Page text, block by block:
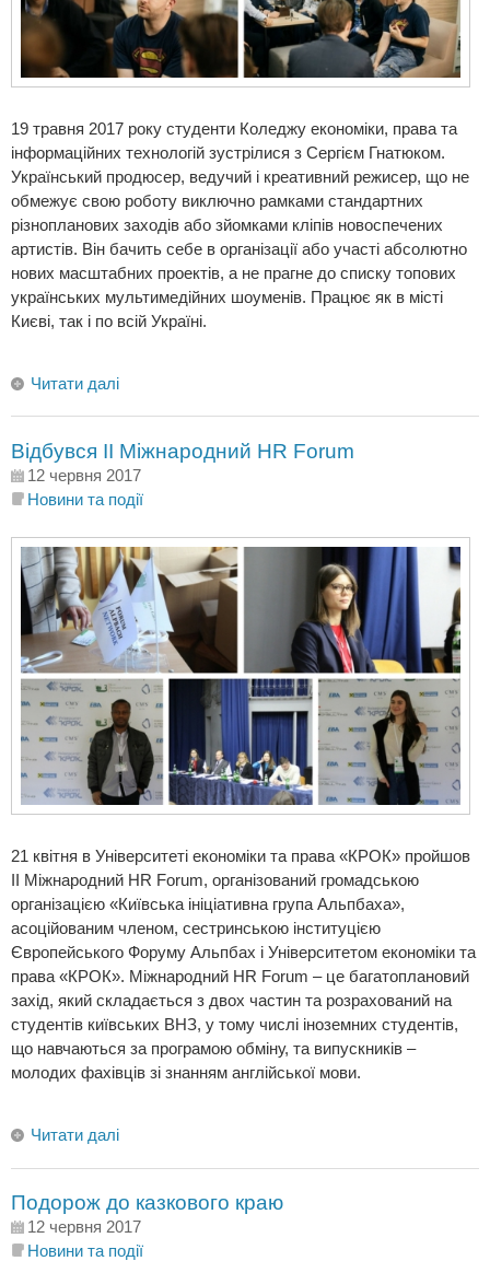
19 травня 2017 року студенти Коледжу економіки, права та
інформаційних технологій зустрілися з Сергієм Гнатюком.
Український продюсер, ведучий і креативний режисер, що не
обмежує свою роботу виключно рамками стандартних
різнопланових заходів або зйомками кліпів новоспечених
артистів. Він бачить себе в організації або участі абсолютно
нових масштабних проектів, а не прагне до списку топових
українських мультимедійних шоуменів. Працює як в місті
Києві, так і по всій Україні.
Читати далі
Відбувся ІІ Міжнародний HR Forum
12 червня 2017
Новини та події
21 квітня в Університеті економіки та права «КРОК» пройшов
ІІ Міжнародний HR Forum, організований громадською
організацією «Київська ініціативна група Альпбаха»,
асоційованим членом, сестринською інституцією
Європейського Форуму Альпбах і Університетом економіки та
права «КРОК». Міжнародний HR Forum – це багатоплановий
захід, який складається з двох частин та розрахований на
студентів київських ВНЗ, у тому числі іноземних студентів,
що навчаються за програмою обміну, та випускників –
молодих фахівців зі знанням англійської мови.
Читати далі
Подорож до казкового краю
12 червня 2017
Новини та події